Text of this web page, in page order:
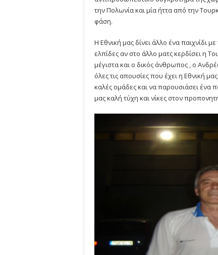
την Πολωνία και μία ήττα από την
φάση.
Η Εθνική μας δίνει άλλο ένα παιχνίδι
ελπίδες αν στο άλλο ματς κερδίσει η
μέγιστα και ο δικός άνθρωπος , ο
όλες τις απουσίες που έχει η Εθνική
καλές ομάδες και να παρουσιάσει ένα
μας καλή τύχη και νίκες στον